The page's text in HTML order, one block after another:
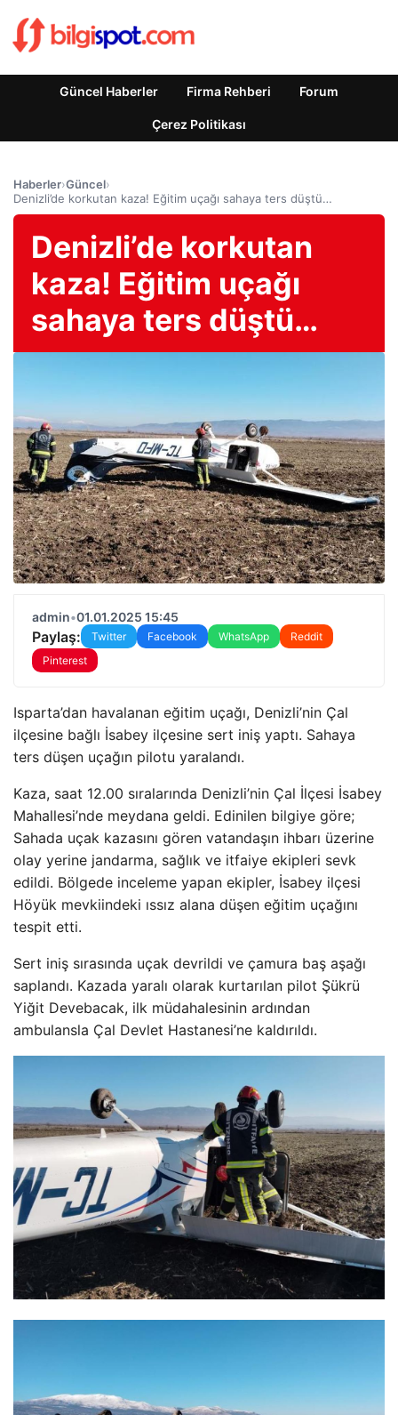
Güncel Haberler Firma Rehberi Forum
Çerez Politikası
Haberler›Güncel›
Denizli’de korkutan kaza! Eğitim uçağı sahaya ters düştü…
Denizli’de korkutan
kaza! Eğitim uçağı
sahaya ters düştü…
admin•01.01.2025 15:45
Paylaş: Twitter Facebook WhatsApp
Reddit
Pinterest
Isparta’dan havalanan eğitim uçağı, Denizli’nin Çal
ilçesine bağlı İsabey ilçesine sert iniş yaptı. Sahaya
ters düşen uçağın pilotu yaralandı.
Kaza, saat 12.00 sıralarında Denizli’nin Çal İlçesi İsabey
Mahallesi’nde meydana geldi. Edinilen bilgiye göre;
Sahada uçak kazasını gören vatandaşın ihbarı üzerine
olay yerine jandarma, sağlık ve itfaiye ekipleri sevk
edildi. Bölgede inceleme yapan ekipler, İsabey ilçesi
Höyük mevkiindeki ıssız alana düşen eğitim uçağını
tespit etti.
Sert iniş sırasında uçak devrildi ve çamura baş aşağı
saplandı. Kazada yaralı olarak kurtarılan pilot Şükrü
Yiğit Devebacak, ilk müdahalesinin ardından
ambulansla Çal Devlet Hastanesi’ne kaldırıldı.